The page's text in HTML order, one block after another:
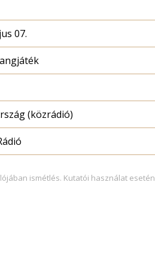
07.
(közrádió)
ismétlés. Kutatói használat esetén